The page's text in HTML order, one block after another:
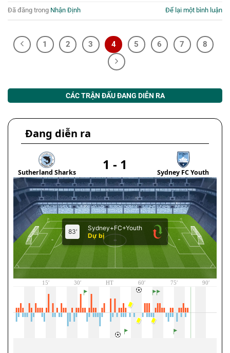
Đã đăng trong Nhận Định Để lại một bình luận
1 2 3 4 5 6 7 8
CÁC TRẬN ĐẤU ĐANG DIỄN RA
Đang diễn ra
Sutherland Sharks 1 - 1 Sydney FC Youth